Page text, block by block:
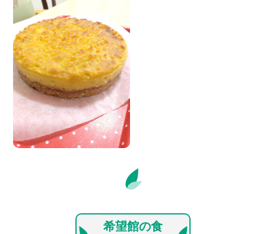
希望館の食